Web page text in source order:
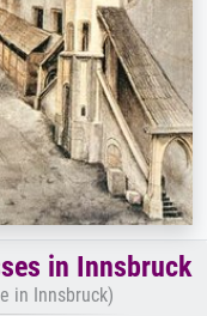
in Innsbruck
in Innsbruck)